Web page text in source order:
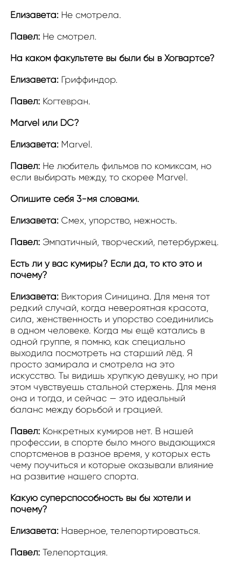
Елизавета: Не смотрела.
Павел: Не смотрел.
На каком факультете вы были бы в Хогвартсе?
Елизавета: Гриффиндор.
Павел: Когтевран.
Marvel или DC?
Елизавета: Marvel.
Павел: Не любитель фильмов по комиксам, но
если выбирать между, то скорее Marvel.
Опишите себя 3-мя словами.
Елизавета: Смех, упорство, нежность.
Павел: Эмпатичный, творческий, петербуржец.
Есть ли у вас кумиры? Если да, то кто это и
почему?
Елизавета: Виктория Синицина. Для меня тот
редкий случай, когда невероятная красота,
сила, женственность и упорство соединились
в одном человеке. Когда мы ещё катались в
одной группе, я помню, как специально
выходила посмотреть на старший лёд. Я
просто замирала и смотрела на это
искусство. Ты видишь хрупкую девушку, но при
этом чувствуешь стальной стержень. Для меня
она и тогда, и сейчас — это идеальный
баланс между борьбой и грацией.
Павел: Конкретных кумиров нет. В нашей
профессии, в спорте было много выдающихся
спортсменов в разное время, у которых есть
чему поучиться и которые оказывали влияние
на развитие нашего спорта.
Какую суперспособность вы бы хотели и
почему?
Елизавета: Наверное, телепортироваться.
Павел: Телепортация.